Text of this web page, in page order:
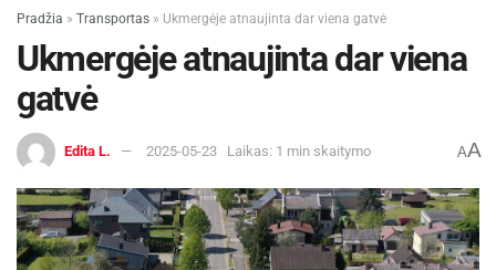
Pradžia » Transportas » Ukmergėje atnaujinta dar viena gatvė
Ukmergėje atnaujinta dar viena
gatvė
Edita L. 2025-05-23 Laikas: 1 min skaitymo AA